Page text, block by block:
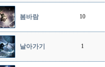
봄바람 10
날아가기 1